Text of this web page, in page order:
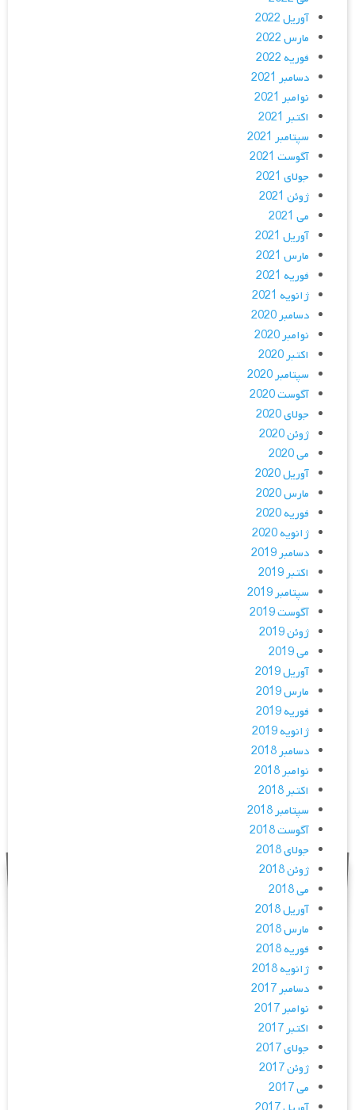
آوریل 2022
مارس 2022
فوریه 2022
دسامبر 2021
نوامبر 2021
اکتبر 2021
سپتامبر 2021
آگوست 2021
جولای 2021
ژوئن 2021
می 2021
آوریل 2021
مارس 2021
فوریه 2021
ژانویه 2021
دسامبر 2020
نوامبر 2020
اکتبر 2020
سپتامبر 2020
آگوست 2020
جولای 2020
ژوئن 2020
می 2020
آوریل 2020
مارس 2020
فوریه 2020
ژانویه 2020
دسامبر 2019
اکتبر 2019
سپتامبر 2019
آگوست 2019
ژوئن 2019
می 2019
آوریل 2019
مارس 2019
فوریه 2019
ژانویه 2019
دسامبر 2018
نوامبر 2018
اکتبر 2018
سپتامبر 2018
آگوست 2018
جولای 2018
ژوئن 2018
می 2018
آوریل 2018
مارس 2018
فوریه 2018
ژانویه 2018
دسامبر 2017
نوامبر 2017
اکتبر 2017
جولای 2017
ژوئن 2017
می 2017